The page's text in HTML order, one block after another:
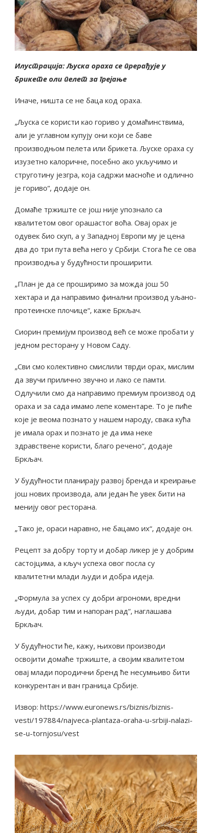
Илустрација: Љуска ораха се прерађује у
брикете оли пелет за грејање
Иначе, ништа се не баца код ораха.
„Љуска се користи као гориво у домаћинствима,
али је углавном купују они који се баве
производњом пелета или брикета. Љуске ораха су
изузетно калоричне, посебно ако укључимо и
струготину језгра, која садржи масноће и одлично
је гориво“, додаје он.
Домаће тржиште се још није упознало са
квалитетом овог орашастог воћа. Овај орах је
одувек био скуп, а у Западној Европи му је цена
два до три пута већа него у Србији. Стога ће се ова
производња у будућности проширити.
„План је да се проширимо за можда још 50
хектара и да направимо финални производ уљано-
протеинске плочице“, каже Бркљач.
Сиорин премијум производ већ се може пробати у
једном ресторану у Новом Саду.
„Сви смо колективно смислили тврди орах, мислим
да звучи прилично звучно и лако се памти.
Одлучили смо да направимо премиум производ од
ораха и за сада имамо лепе коментаре. То је пиће
које је веома познато у нашем народу, свака кућа
је имала орах и познато је да има неке
здравствене користи, благо речено“, додаје
Бркљач.
У будућности планирају развој бренда и креирање
још нових производа, али један ће увек бити на
менију овог ресторана.
„Тако је, ораси наравно, не бацамо их“, додаје он.
Рецепт за добру торту и добар ликер је у добрим
састојцима, а кључ успеха овог посла су
квалитетни млади људи и добра идеја.
„Формула за успех су добри агрономи, вредни
људи, добар тим и напоран рад“, наглашава
Бркљач.
У будућности ће, кажу, њихови производи
освојити домаће тржиште, а својим квалитетом
овај млади породични бренд ће несумњиво бити
конкурентан и ван граница Србије.
Извор: https://www.euronews.rs/biznis/biznis-
vesti/197884/najveca-plantaza-oraha-u-srbiji-nalazi-
se-u-tornjosu/vest